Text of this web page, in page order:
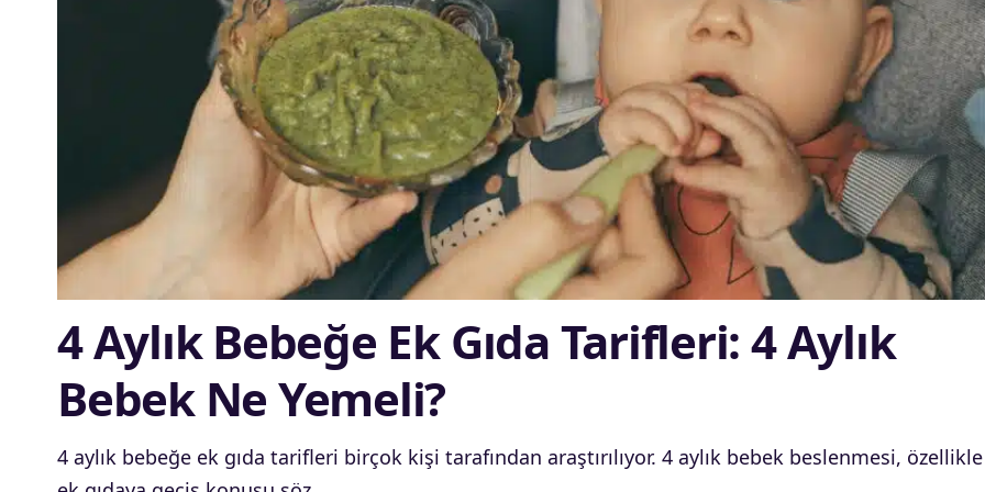
4 Aylık Bebeğe Ek Gıda Tarifleri: 4 Aylık
Bebek Ne Yemeli?
4 aylık bebeğe ek gıda tarifleri birçok kişi tarafından araştırılıyor. 4 aylık bebek beslenmesi, özellikle